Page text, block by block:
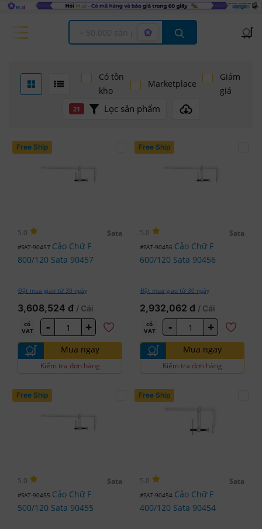
Offcanvas Menu Open
Có tồn
kho
Marketplace
Giảm
giá
21 Lọc sản phẩm
Free Ship
5.0 Sata
#SAT-90457 Cảo Chữ F
800/120 Sata 90457
Đặt mua giao từ 30 ngày
3,608,524 đ / Cái
có
VAT
- +
Mua ngay
Kiểm tra đơn hàng
Free Ship
5.0 Sata
#SAT-90456 Cảo Chữ F
600/120 Sata 90456
Đặt mua giao từ 30 ngày
2,932,062 đ / Cái
có
VAT
- +
Mua ngay
Kiểm tra đơn hàng
Free Ship
5.0 Sata
#SAT-90455 Cảo Chữ F
500/120 Sata 90455
Free Ship
5.0 Sata
#SAT-90454 Cảo Chữ F
400/120 Sata 90454